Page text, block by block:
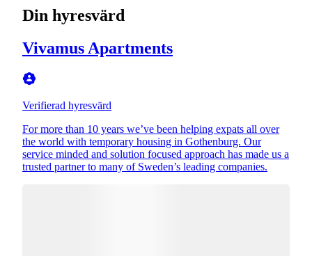
Din hyresvärd
Vivamus Apartments
Verifierad hyresvärd
For more than 10 years we’ve been helping expats all over
the world with temporary housing in Gothenburg. Our
service minded and solution focused approach has made us a
trusted partner to many of Sweden’s leading companies.